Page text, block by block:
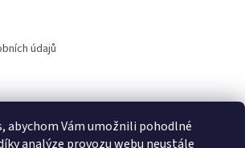
abychom Vám umožnili pohodlné
analýze provozu webu neustále
údajů